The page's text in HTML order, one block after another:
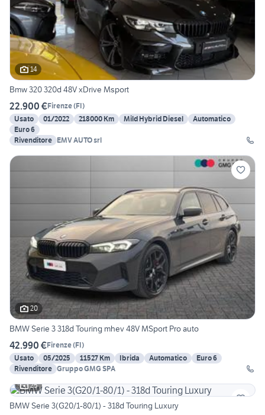
14
Bmw 320 320d 48V xDrive Msport
22.900 €Firenze(FI)
Usato
01/2022 218000 Km Mild Hybrid Diesel
Automatico
Euro 6
Rivenditore EMV AUTO srl
20
BMW Serie 3 318d Touring mhev 48V MSport Pro auto
42.990 €Firenze(FI)
Usato
05/2025 11527 Km Ibrida Automatico
Euro 6
Rivenditore Gruppo GMG SPA
25
BMW Serie 3(G20/1-80/1) - 318d Touring Luxury